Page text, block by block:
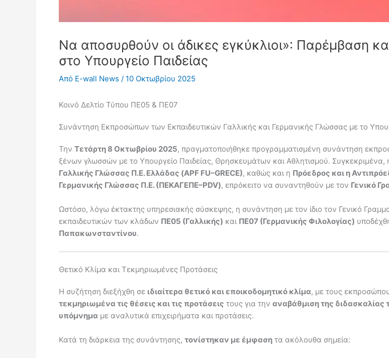
Να αποσυρθούν οι άδικες εγκύκλιοι»: Παρέμβαση
στο Υπουργείο Παιδείας
Από E-wall News / 10 Οκτωβρίου 2025
Κοινό Δελτίο Τύπου ΠΕ05 & ΠΕ07
Συνάντηση Εκπροσώπων των Εκπαιδευτικών Γαλλικής και Γερμανικής Γλώσσας με το
Την Τετάρτη 8 Οκτωβρίου 2025, πραγματοποιήθηκε προγραμματισμένη συνάντηση
ξένων γλωσσών με το Υπουργείο Παιδείας, Θρησκευμάτων και Αθλητισμού. Συγκεκριμένα,
Γαλλικής Γλώσσας Π.Ε. Ελλάδας (APF FU–GRECΕ), καθώς και η Πρόεδρος και η
Γερμανικής Γλώσσας Π.Ε. (ΠΕΚΑΓΕΠΕ–PDV), επρόκειτο να συναντηθούν με τον Γενικό
Ωστόσο, λόγω έκτακτης υπηρεσιακής σύσκεψης, η συνάντηση με τον ίδιο τον Γενικό
εκπαιδευτικών των κλάδων ΠΕ05 (Γαλλικής) και ΠΕ07 (Γερμανικής Φιλολογίας)
Παπακωνσταντίνου.
Θετικό Κλίμα και Τεκμηριωμένες Προτάσεις
Η συζήτηση διεξήχθη σε ιδιαίτερα θετικό και εποικοδομητικό κλίμα, με τους
τεκμηριωμένα τις θέσεις και τις προτάσεις τους για την αναβάθμιση της διδασκαλίας
υπόμνημα με αναλυτικά επιχειρήματα και προτάσεις.
Κατά τη διάρκεια της συνάντησης, τονίστηκαν με έμφαση τα ακόλουθα σημεία: